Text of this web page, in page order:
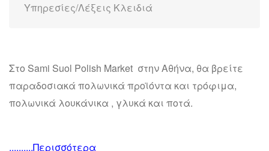
Υπηρεσίες/Λέξεις Κλειδιά
Στο Sami Suol Polish Market στην Αθήνα, θα βρείτε
παραδοσιακά πολωνικά προϊόντα και τρόφιμα,
πολωνικά λουκάνικα , γλυκά και ποτά.
..........Περισσότερα